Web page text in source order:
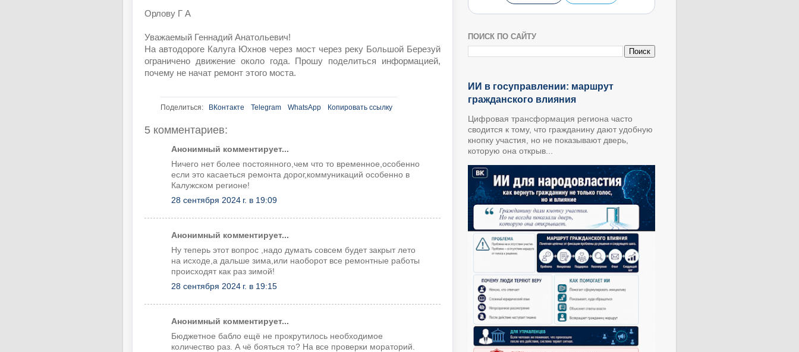
Орлову Г А
Уважаемый Геннадий Анатольевич!
На автодороге Калуга Юхнов через мост через реку Большой Березуй
ограничено движение около года. Прошу поделиться информацией,
почему не начат ремонт этого моста.
Поделиться: ВКонтакте Telegram WhatsApp Копировать ссылку
5 комментариев:
Анонимный комментирует...
Ничего нет более постоянного,чем что то временное,особенно
если это касаеться ремонта дорог,коммуникаций особенно в
Калужском регионе!
28 сентября 2024 г. в 19:09
Анонимный комментирует...
Ну теперь этот вопрос ,надо думать совсем будет закрыт лето
на исходе,а дальше зима,или наоборот все ремонтные работы
происходят как раз зимой!
28 сентября 2024 г. в 19:15
Анонимный комментирует...
Бюджетное бабло ещё не прокрутилось необходимое
количество раз. А чё бояться то? На все проверки мораторий.
ПОИСК ПО САЙТУ
ИИ в госуправлении: маршрут
гражданского влияния
Цифровая трансформация региона часто
сводится к тому, что гражданину дают удобную
кнопку участия, но не показывают дверь,
которую она открыв...